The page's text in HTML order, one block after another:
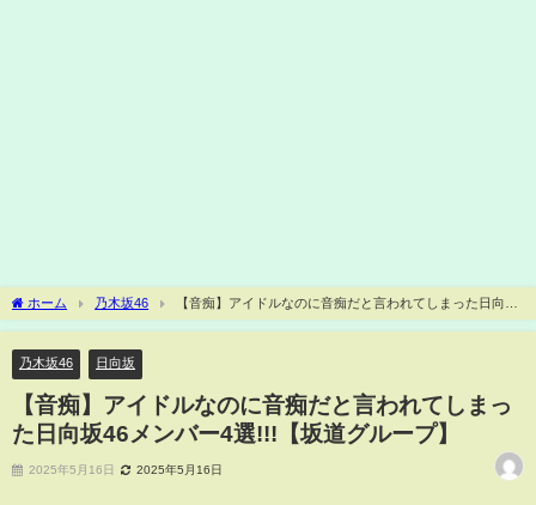
ホーム 乃木坂46
【音痴】アイドルなのに音痴だと言われてしまった日向坂
46メンバー4選!!!【坂道グループ】
乃木坂46 日向坂
【音痴】アイドルなのに音痴だと言われてしまっ
た日向坂46メンバー4選!!!【坂道グループ】
2025年5月16日 2025年5月16日